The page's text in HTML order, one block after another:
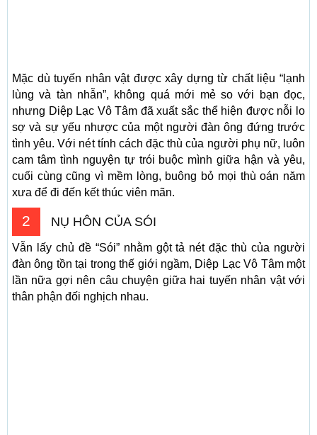
Mặc dù tuyến nhân vật được xây dựng từ chất liệu “lạnh
lùng và tàn nhẫn”, không quá mới mẻ so với bạn đọc,
nhưng Diệp Lạc Vô Tâm đã xuất sắc thể hiện được nỗi lo
sợ và sự yếu nhược của một người đàn ông đứng trước
tình yêu. Với nét tính cách đặc thù của người phụ nữ, luôn
cam tâm tình nguyện tự trói buộc mình giữa hận và yêu,
cuối cùng cũng vì mềm lòng, buông bỏ mọi thù oán năm
xưa để đi đến kết thúc viên mãn.
2 NỤ HÔN CỦA SÓI
Vẫn lấy chủ đề “Sói” nhằm gột tả nét đặc thù của người
đàn ông tồn tại trong thế giới ngầm, Diệp Lạc Vô Tâm một
lần nữa gợi nên câu chuyện giữa hai tuyến nhân vật với
thân phận đối nghịch nhau.